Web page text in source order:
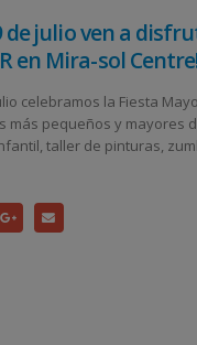
de julio ven a
en Mira-sol
celebramos la Fiesta
más pequeños y mayores
taller de pinturas,